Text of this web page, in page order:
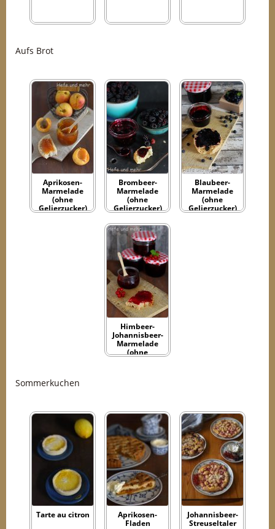
Aufs Brot
Aprikosen-
Marmelade
(ohne
Gelierzucker)
Brombeer-
Marmelade
(ohne
Gelierzucker)
Blaubeer-
Marmelade
(ohne
Gelierzucker)
Himbeer-
Johannisbeer-
Marmelade
(ohne
Sommerkuchen
Tarte au citron
Aprikosen-
Fladen
Johannisbeer-
Streuseltaler